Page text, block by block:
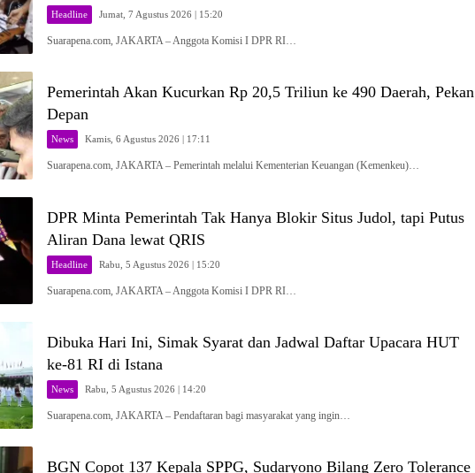
Headline Jumat, 7 Agustus 2026 | 15:20
Suarapena.com, JAKARTA – Anggota Komisi I DPR RI…
Pemerintah Akan Kucurkan Rp 20,5 Triliun ke 490 Daerah, Pekan
Depan
News Kamis, 6 Agustus 2026 | 17:11
Suarapena.com, JAKARTA – Pemerintah melalui Kementerian Keuangan (Kemenkeu)…
DPR Minta Pemerintah Tak Hanya Blokir Situs Judol, tapi Putus
Aliran Dana lewat QRIS
Headline Rabu, 5 Agustus 2026 | 15:20
Suarapena.com, JAKARTA – Anggota Komisi I DPR RI…
Dibuka Hari Ini, Simak Syarat dan Jadwal Daftar Upacara HUT
ke-81 RI di Istana
News Rabu, 5 Agustus 2026 | 14:20
Suarapena.com, JAKARTA – Pendaftaran bagi masyarakat yang ingin…
BGN Copot 137 Kepala SPPG, Sudaryono Bilang Zero Tolerance